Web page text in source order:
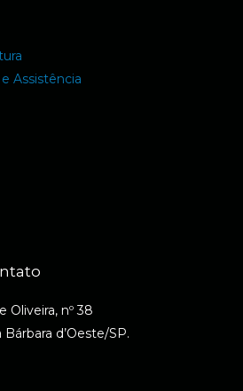
Assistência
Oliveira, nº 38
d’Oeste/SP.